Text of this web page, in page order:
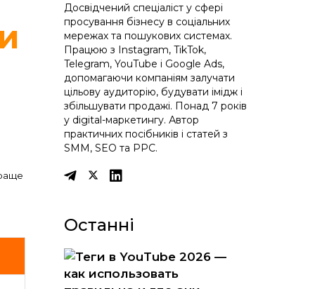
Досвідчений спеціаліст у сфері
просування бізнесу в соціальних
мережах та пошукових системах.
Працюю з Instagram, TikTok,
Telegram, YouTube і Google Ads,
допомагаючи компаніям залучати
цільову аудиторію, будувати імідж і
збільшувати продажі. Понад 7 років
у digital-маркетингу. Автор
практичних посібників і статей з
SMM, SEO та PPC.
Останні